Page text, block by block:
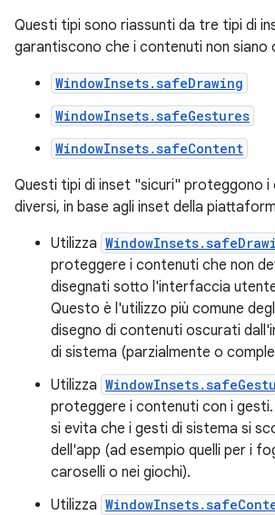
Questi tipi sono riassunti da tre tipi di
garantiscono che i contenuti non siano
WindowInsets.safeDrawing
WindowInsets.safeGestures
WindowInsets.safeContent
Questi tipi di inset "sicuri" proteggono i
diversi, in base agli inset della
Utilizza
proteggere i contenuti che non
disegnati sotto l'interfaccia
Questo è l'utilizzo più comune
disegno di contenuti oscurati
di sistema (parzialmente o
Utilizza
proteggere i contenuti con i
si evita che i gesti di sistema si
dell'app (ad esempio quelli per i
caroselli o nei giochi).
Utilizza